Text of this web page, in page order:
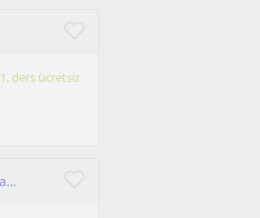
1. ders ücretsiz
Konuşma becerilerini, telaffuzunu geliştirmek isteyenlere yardımcı olmak istiyorum :D IELTS Academic, speaking 8 skorum var